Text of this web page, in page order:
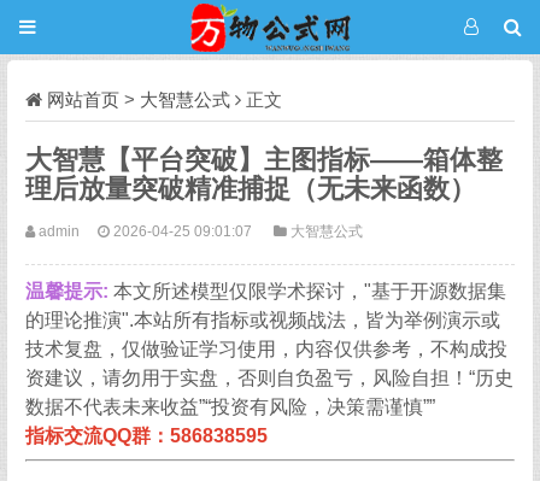
网站首页 > 大智慧公式 正文
大智慧【平台突破】主图指标——箱体整
理后放量突破精准捕捉（无未来函数）
admin 2026-04-25 09:01:07 大智慧公式
温馨提示: 本文所述模型仅限学术探讨，"基于开源数据集
的理论推演".本站所有指标或视频战法，皆为举例演示或
技术复盘，仅做验证学习使用，内容仅供参考，不构成投
资建议，请勿用于实盘，否则自负盈亏，风险自担！“历史
数据不代表未来收益”“投资有风险，决策需谨慎””
指标交流QQ群：586838595